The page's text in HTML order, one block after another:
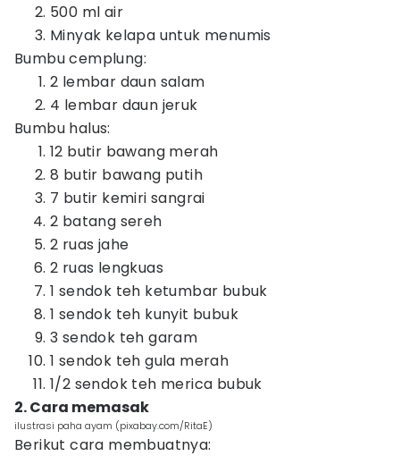
500 ml air
Minyak kelapa untuk menumis
Bumbu cemplung:
2 lembar daun salam
4 lembar daun jeruk
Bumbu halus:
12 butir bawang merah
8 butir bawang putih
7 butir kemiri sangrai
2 batang sereh
2 ruas jahe
2 ruas lengkuas
1 sendok teh ketumbar bubuk
1 sendok teh kunyit bubuk
3 sendok teh garam
1 sendok teh gula merah
1/2 sendok teh merica bubuk
2. Cara memasak
ilustrasi paha ayam (pixabay.com/RitaE)
Berikut cara membuatnya: